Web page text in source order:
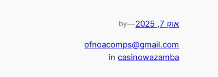
אוק 7, 2025 —
by
ofnoacomps@gmail.com
incasinowazamba